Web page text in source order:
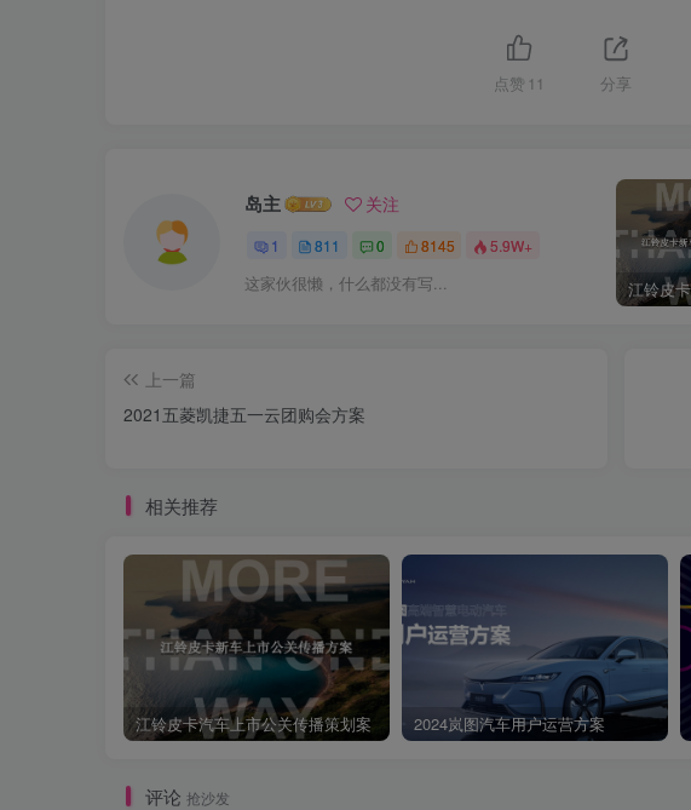
点赞 11 分享
岛主 关注
1 811 0 8145 5.9W+
这家伙很懒，什么都没有写...
上一篇
2021五菱凯捷五一云团购会方案
相关推荐
江铃皮卡汽车上市公关传播策划案 2024岚图汽车用户运营方案
评论 抢沙发